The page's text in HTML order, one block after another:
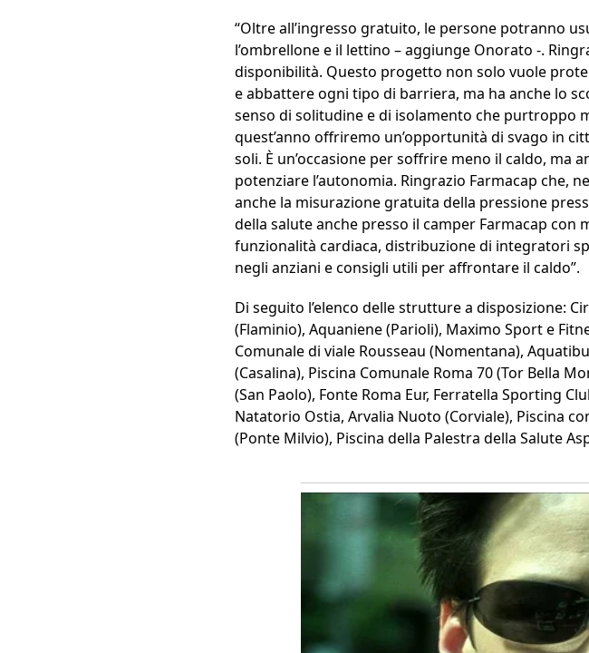
“Oltre all’ingresso gratuito, le persone potranno
l’ombrellone e il lettino – aggiunge Onorato -.
disponibilità. Questo progetto non solo vuole
e abbattere ogni tipo di barriera, ma ha anche lo
senso di solitudine e di isolamento che purtroppo
quest’anno offriremo un’opportunità di svago in
soli. È un’occasione per soffrire meno il caldo, ma
potenziare l’autonomia. Ringrazio Farmacap che,
anche la misurazione gratuita della pressione
della salute anche presso il camper Farmacap
funzionalità cardiaca, distribuzione di integratori
negli anziani e consigli utili per affrontare il caldo”.
Di seguito l’elenco delle strutture a disposizione:
(Flaminio), Aquaniene (Parioli), Maximo Sport e
Comunale di viale Rousseau (Nomentana),
(Casalina), Piscina Comunale Roma 70 (Tor Bella
(San Paolo), Fonte Roma Eur, Ferratella Sporting
Natatorio Ostia, Arvalia Nuoto (Corviale), Piscina
(Ponte Milvio), Piscina della Palestra della Salute